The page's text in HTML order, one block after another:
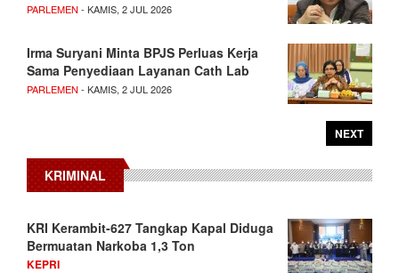
PARLEMEN - KAMIS, 2 JUL 2026
Irma Suryani Minta BPJS Perluas Kerja
Sama Penyediaan Layanan Cath Lab
PARLEMEN - KAMIS, 2 JUL 2026
NEXT
KRIMINAL
KRI Kerambit-627 Tangkap Kapal Diduga
Bermuatan Narkoba 1,3 Ton
KEPRI